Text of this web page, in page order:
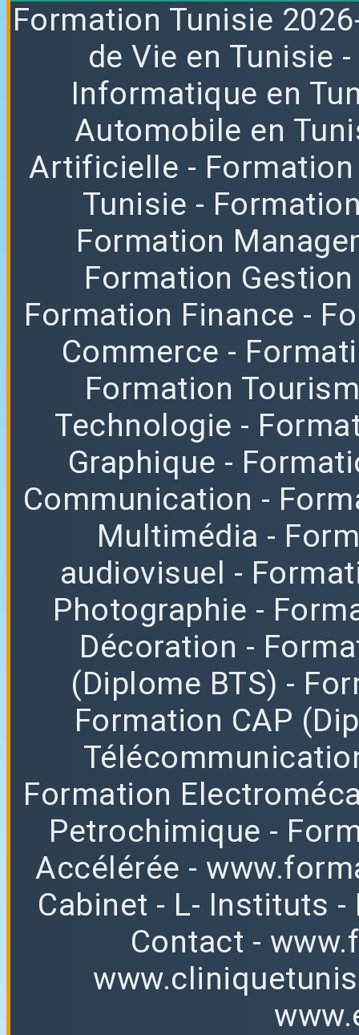
Formation Tunisie
de Vie en Tunisie -
Informatique en
Automobile en
Artificielle -
Tunisie -
Formation
Formation Gestion
Formation Finance -
Commerce -
Formation
Technologie -
Graphique -
Communication -
Multimédia -
audiovisuel -
Photographie -
Décoration -
(Diplome BTS) -
Formation CAP
Formation
Petrochimique -
Accélérée -
Cabinet - L- Instituts -
Contact -